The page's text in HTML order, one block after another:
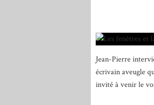
Jean-Pierre
écrivain aveugle
invité à venir le